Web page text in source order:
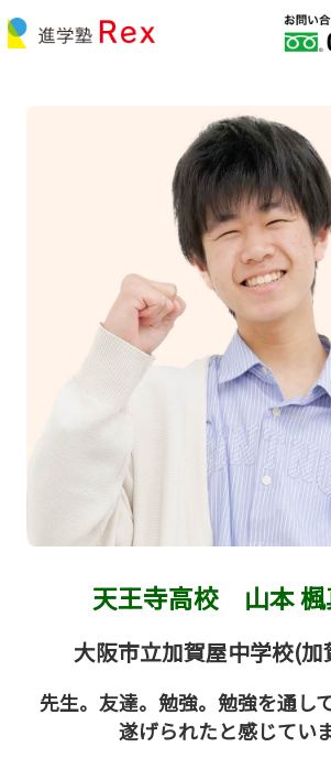
天王寺高校山本 楓
大阪市立加賀屋中学校(加
先生。友達。勉強。勉強を通し
遂げられたと感じていま